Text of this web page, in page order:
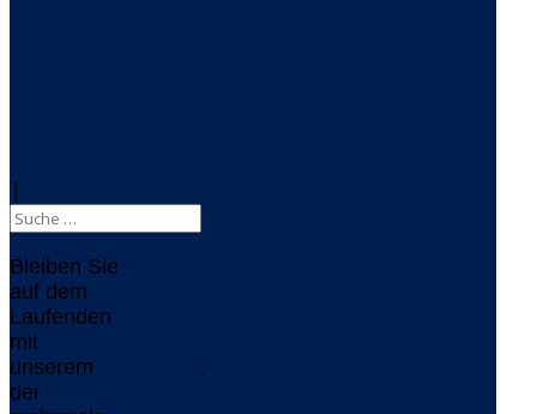
|
Bleiben Sie
auf dem
Laufenden
mit
unserem
,
der